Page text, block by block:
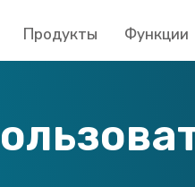
Продукты Функции